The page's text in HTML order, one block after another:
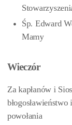
Śp. Edward
Mamy
Wieczór
Za kapłanów i
powołania